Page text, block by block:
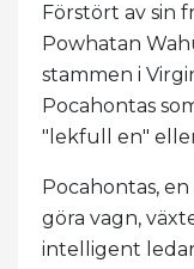
Förstört av sin
Powhatan
stammen i
Pocahontas
"lekfull en"
Pocahontas,
göra vagn,
intelligent